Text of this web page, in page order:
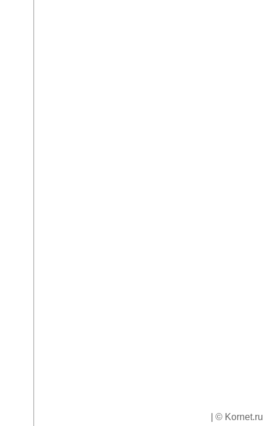
| ©